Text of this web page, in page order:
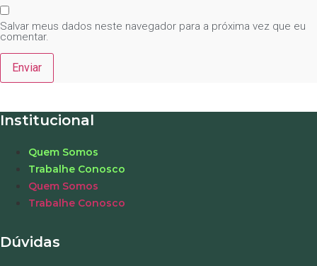
Salvar meus dados neste navegador para a próxima vez que eu
comentar.
Institucional
Quem Somos
Trabalhe Conosco
Quem Somos
Trabalhe Conosco
Dúvidas